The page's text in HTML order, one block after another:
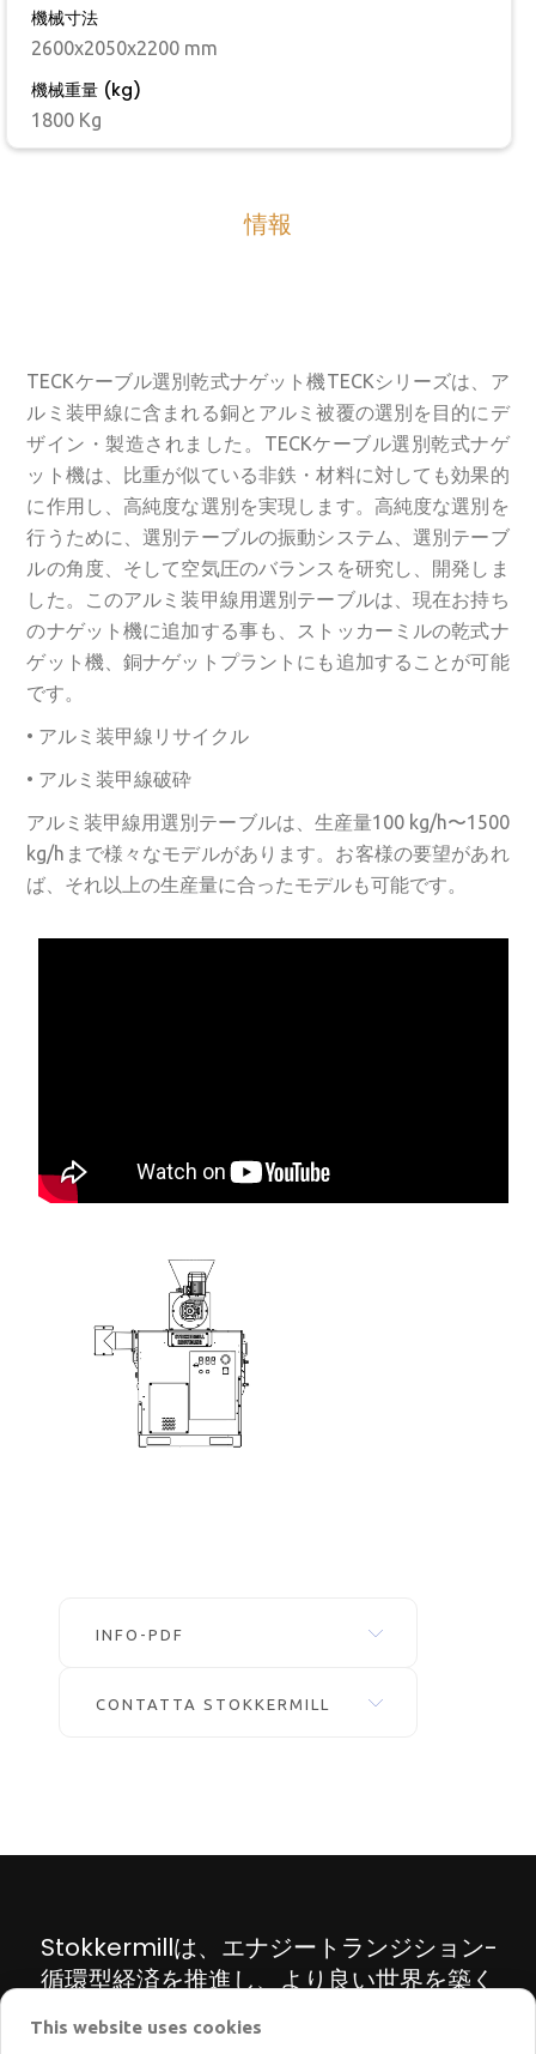
機械寸法
2600x2050x2200 mm
機械重量 (kg)
1800 Kg
情報
TECKケーブル選別乾式ナゲット機TECKシリーズは、ア
ルミ装甲線に含まれる銅とアルミ被覆の選別を目的にデ
ザイン・製造されました。TECKケーブル選別乾式ナゲ
ット機は、比重が似ている非鉄・材料に対しても効果的
に作用し、高純度な選別を実現します。高純度な選別を
行うために、選別テーブルの振動システム、選別テーブ
ルの角度、そして空気圧のバランスを研究し、開発しま
した。このアルミ装甲線用選別テーブルは、現在お持ち
のナゲット機に追加する事も、ストッカーミルの乾式ナ
ゲット機、銅ナゲットプラントにも追加することが可能
です。
• アルミ装甲線リサイクル
• アルミ装甲線破砕
アルミ装甲線用選別テーブルは、生産量100 kg/h〜1500
kg/hまで様々なモデルがあります。お客様の要望があれ
ば、それ以上の生産量に合ったモデルも可能です。
INFO-PDF
CONTATTA STOKKERMILL
Stokkermillは、エナジートランジション-
循環型経済を推進し、より良い世界を築く
ため、リサイクル機械・プラントの革新的
なソリューションを提案しています。
This website uses cookies